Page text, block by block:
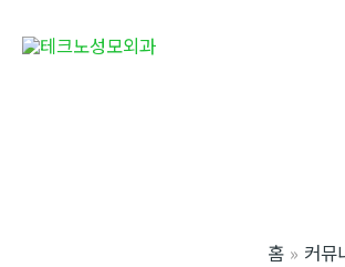
홈 커뮤